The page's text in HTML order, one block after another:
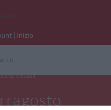
| Inizio
virtuali